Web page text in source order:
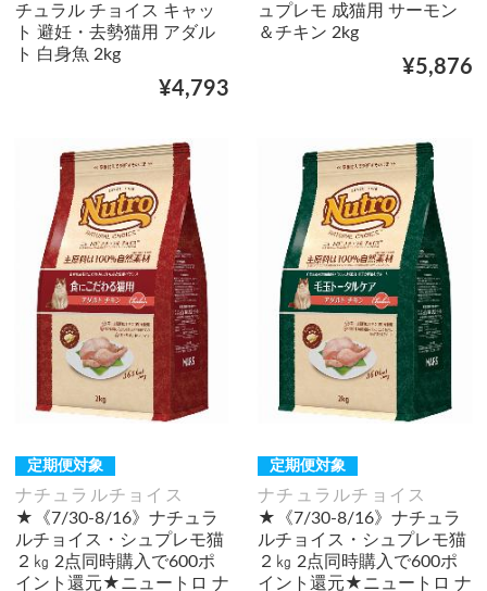
チュラル チョイス キャッ
ト 避妊・去勢猫用 アダル
ト 白身魚 2kg
¥4,793
ュプレモ 成猫用 サーモン
＆チキン 2kg
¥5,876
定期便対象
ナチュラルチョイス
★《7/30-8/16》ナチュラ
ルチョイス・シュプレモ猫
２㎏ 2点同時購入で600ポ
イント還元★ニュートロ ナ
定期便対象
ナチュラルチョイス
★《7/30-8/16》ナチュラ
ルチョイス・シュプレモ猫
２㎏ 2点同時購入で600ポ
イント還元★ニュートロ ナ